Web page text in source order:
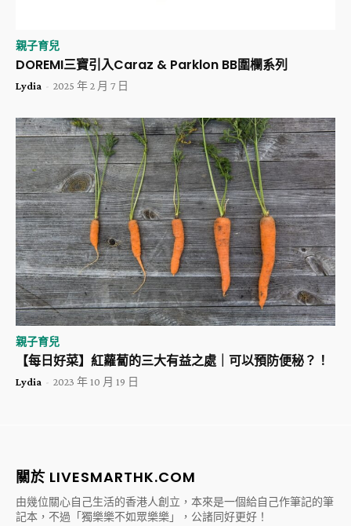
親子育兒
DOREMI三寶引入Caraz & Parklon BB圍欄系列
Lydia - 2025 年 2 月 7 日
親子育兒
【每日好菜】紅蘿蔔的三大有益之處｜可以預防便秘？！
Lydia - 2023 年 10 月 19 日
關於 LIVESMARTHK.COM
由幾位關心自己生活的香港人創立，本來是一個給自己作筆記的筆
記本，不過「獨樂樂不如眾樂樂」，公諸同好更好！